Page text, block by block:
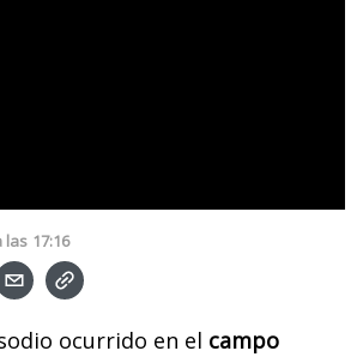
las 17:16
ocurrido en el campo